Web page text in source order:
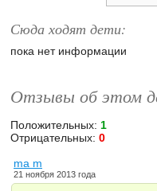
Сюда ходят дети:
пока нет информации
Отзывы об этом
Положительных: 1
Отрицательных: 0
ma m
21 ноября 2013 года